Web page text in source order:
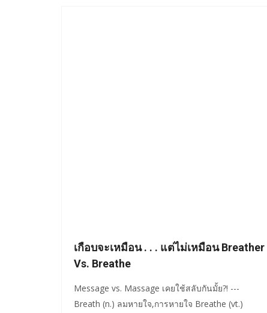
เกือบจะเหมือน . . . แต่ไม่เหมือน Breather
Vs. Breathe
Message vs. Massage เคยใช้สลับกันมั้ย?! ---
Breath (n.) ลมหายใจ,การหายใจ Breathe (vt.)